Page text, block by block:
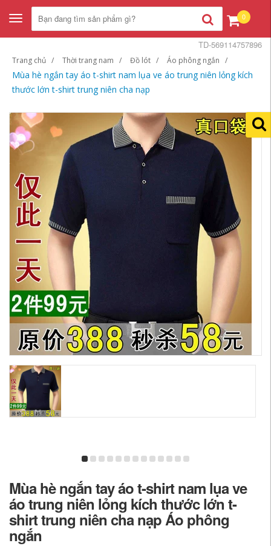
Toggle
navigation
0
Trang chủ Thời trang nam Đồ lót Áo phông ngắn
Mùa hè ngắn tay áo t-shirt nam lụa ve áo trung niên lỏng kích
thước lớn t-shirt trung niên cha nạp
TD-569114757896
Mùa hè ngắn tay áo t-shirt nam lụa ve
áo trung niên lỏng kích thước lớn t-
shirt trung niên cha nạp Áo phông
ngắn